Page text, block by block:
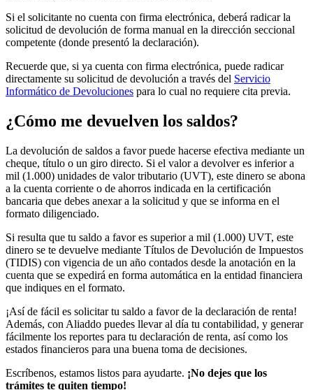
Si el solicitante no cuenta con firma electrónica, deberá radicar la
solicitud de devolución de forma manual en la dirección seccional
competente (donde presentó la declaración).
Recuerde que, si ya cuenta con firma electrónica, puede radicar
directamente su solicitud de devolución a través del Servicio
Informático de Devoluciones para lo cual no requiere cita previa.
¿Cómo me devuelven los saldos?
La devolución de saldos a favor puede hacerse efectiva mediante un
cheque, título o un giro directo. Si el valor a devolver es inferior a
mil (1.000) unidades de valor tributario (UVT), este dinero se abona
a la cuenta corriente o de ahorros indicada en la certificación
bancaria que debes anexar a la solicitud y que se informa en el
formato diligenciado.
Si resulta que tu saldo a favor es superior a mil (1.000) UVT, este
dinero se te devuelve mediante Títulos de Devolución de Impuestos
(TIDIS) con vigencia de un año contados desde la anotación en la
cuenta que se expedirá en forma automática en la entidad financiera
que indiques en el formato.
¡Así de fácil es solicitar tu saldo a favor de la declaración de renta!
Además, con Aliaddo puedes llevar al día tu contabilidad, y generar
fácilmente los reportes para tu declaración de renta, así como los
estados financieros para una buena toma de decisiones.
Escríbenos, estamos listos para ayudarte. ¡No dejes que los
trámites te quiten tiempo!